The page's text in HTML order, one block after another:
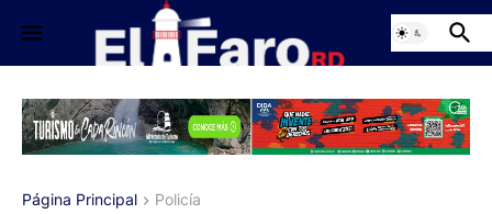
Página Principal Policía